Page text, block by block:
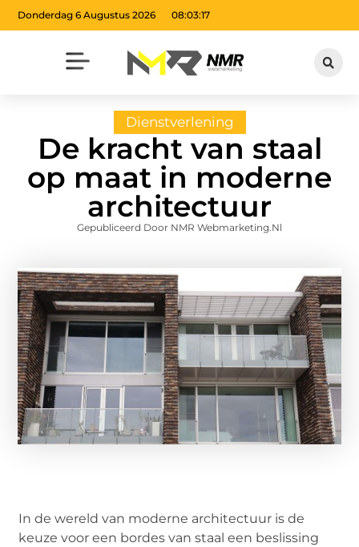
Donderdag 6 Augustus 2026 08:03:18
Dienstverlening
De kracht van staal
op maat in moderne
architectuur
Gepubliceerd Door NMR Webmarketing.nl
In de wereld van moderne architectuur is de
keuze voor een bordes van staal een beslissing